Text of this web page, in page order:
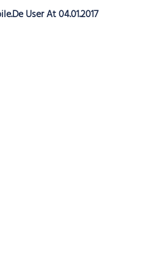
User At 04.01.2017